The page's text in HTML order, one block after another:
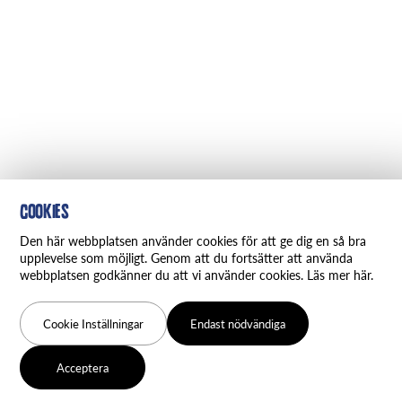
Cookies
Den här webbplatsen använder cookies för att ge dig en så bra
upplevelse som möjligt. Genom att du fortsätter att använda
webbplatsen godkänner du att vi använder cookies. Läs mer här.
Cookie Inställningar Endast nödvändiga
Acceptera